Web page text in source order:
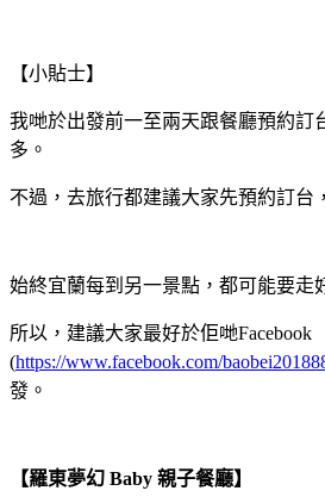
【小貼士】
我哋於出發前一至兩天跟餐廳預約訂
多。
不過，去旅行都建議大家先預約訂台
始終宜蘭每到另一景點，都可能要走
所以，建議大家最好於佢哋Facebook
(https://www.facebook.com/
發。
【羅東夢幻 Baby 親子餐廳】